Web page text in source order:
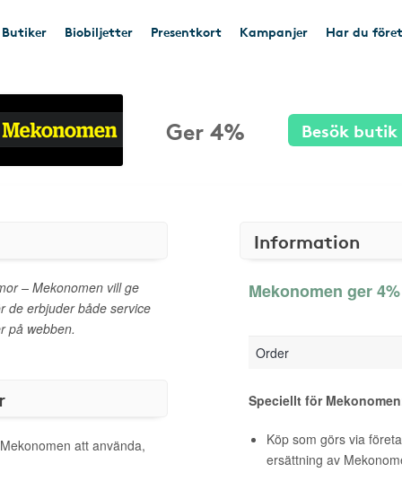
Butiker Biobiljetter Presentkort Kampanjer Har du
Ger 4% Besök butik
– Mekonomen vill ge
de erbjuder både service
på webben.
att använda,
Information
Mekonomen ger
Order
Speciellt för Mekonomen
Köp som görs via
ersättning av